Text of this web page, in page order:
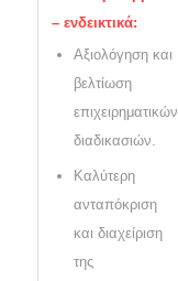
– ενδεικτικά:
Αξιολόγηση και
βελτίωση
επιχειρηματικών
διαδικασιών.
Καλύτερη
ανταπόκριση
και διαχείριση
της